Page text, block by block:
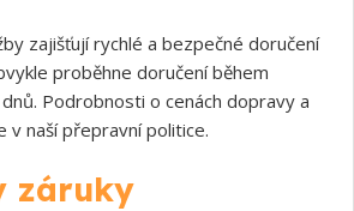
zajišťují rychlé a bezpečné doručení
proběhne doručení během
Podrobnosti o cenách dopravy a
v naší přepravní politice.
záruky